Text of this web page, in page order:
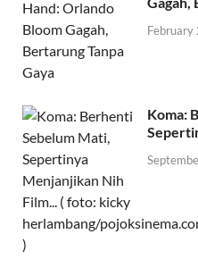
Koma: